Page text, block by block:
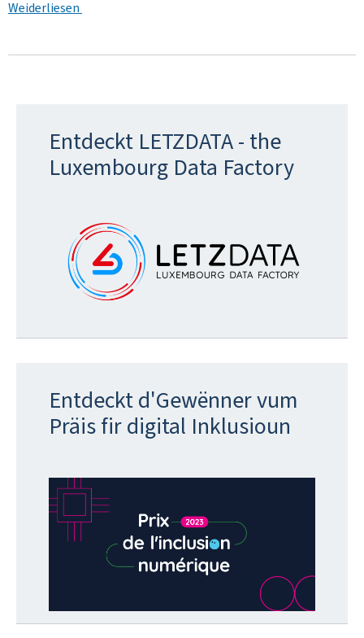
Weiderliesen
Entdeckt LETZDATA - the
Luxembourg Data Factory
Entdeckt d'Gewënner vum
Präis fir digital Inklusioun